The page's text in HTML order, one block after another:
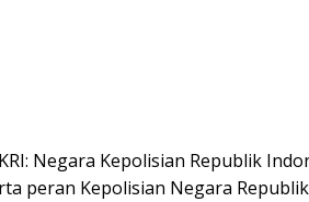
Negara Kepolisian Republik
peran Kepolisian Negara